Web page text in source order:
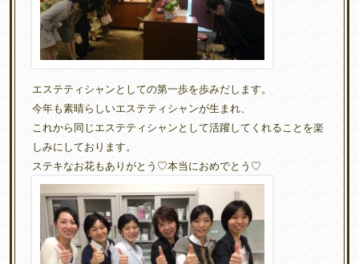
エステティシャンとしての第一歩を歩みだします。
今年も素晴らしいエステティシャンが生まれ、
これから同じエステティシャンとして活躍してくれることを楽
しみにしております。
ステキなお花もありがとう♡本当におめでとう♡